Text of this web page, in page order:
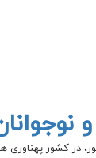
در کشور پهناوری